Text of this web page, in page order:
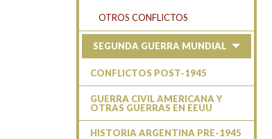
OTROS CONFLICTOS
SEGUNDA GUERRA MUNDIAL
CONFLICTOS POST-1945
GUERRA CIVIL AMERICANA Y
OTRAS GUERRAS EN EEUU
HISTORIA ARGENTINA PRE-1945